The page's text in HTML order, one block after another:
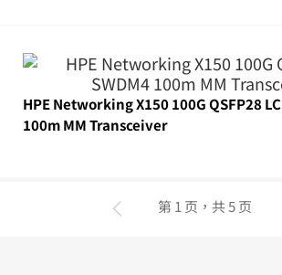
HPE Networking X150 100G QSFP28
100m MM Transceiver
第 1 页，共 5 页